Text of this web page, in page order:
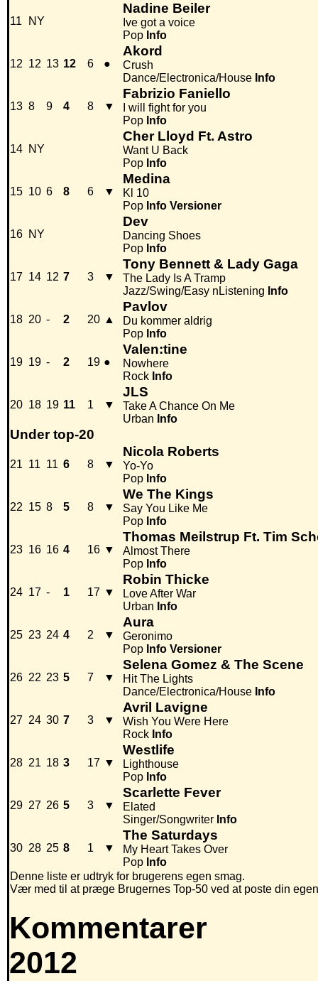
11 NY
Nadine Beiler
Ive got a voice
Pop Info
12 12 13 12 6 ●
Akord
Crush
Dance/Electronica/House Info
13 8 9 4 8 ▼
Fabrizio Faniello
I will fight for you
Pop Info
14 NY
Cher Lloyd Ft. Astro
Want U Back
Pop Info
15 10 6 8 6 ▼
Medina
Kl 10
Pop Info Versioner
16 NY
Dev
Dancing Shoes
Pop Info
17 14 12 7 3 ▼
Tony Bennett & Lady Gaga
The Lady Is A Tramp
Jazz/Swing/Easy nListening Info
18 20 - 2 20 ▲
Pavlov
Du kommer aldrig
Pop Info
19 19 - 2 19 ●
Valen:tine
Nowhere
Rock Info
20 18 19 11 1 ▼
JLS
Take A Chance On Me
Urban Info
Under top-20
21 11 11 6 8 ▼
Nicola Roberts
Yo-Yo
Pop Info
22 15 8 5 8 ▼
We The Kings
Say You Like Me
Pop Info
23 16 16 4 16 ▼
Thomas Meilstrup Ft. Tim
Almost There
Pop Info
24 17 - 1 17 ▼
Robin Thicke
Love After War
Urban Info
25 23 24 4 2 ▼
Aura
Geronimo
Pop Info Versioner
26 22 23 5 7 ▼
Selena Gomez & The Scene
Hit The Lights
Dance/Electronica/House Info
27 24 30 7 3 ▼
Avril Lavigne
Wish You Were Here
Rock Info
28 21 18 3 17 ▼
Westlife
Lighthouse
Pop Info
29 27 26 5 3 ▼
Scarlette Fever
Elated
Singer/Songwriter Info
30 28 25 8 1 ▼
The Saturdays
My Heart Takes Over
Pop Info
Denne liste er udtryk for brugerens egen smag.
Vær med til at præge Brugernes Top-50 ved at poste din
Kommentarer
2012